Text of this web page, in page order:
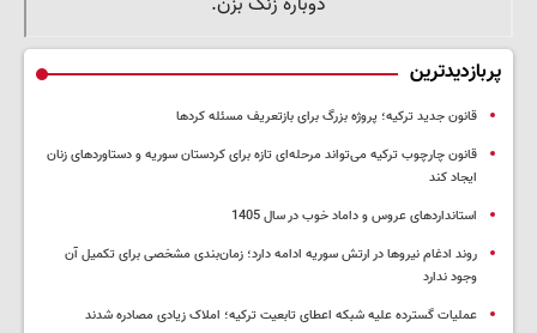
پربازدیدترین
قانون جدید ترکیه؛ پروژه بزرگ‌ برای بازتعریف مسئله کردها
قانون چارچوب ترکیه می‌تواند مرحله‌ای تازه برای کردستان سوریه و دستاوردهای زنان
ایجاد کند
استانداردهای عروس و داماد خوب در سال 1405
روند ادغام نیروها در ارتش سوریه ادامه دارد؛ زمان‌بندی مشخصی برای تکمیل آن
وجود ندارد